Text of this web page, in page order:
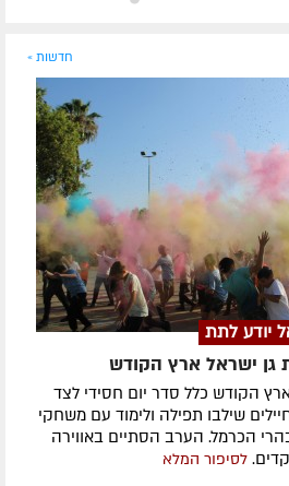
חדשות »
יודע לתת
גן ישראל ארץ הקודש
הקודש כלל סדר יום חסידי לצד
שילבו תפילה ולימוד עם משחקי
הכרמל. הערב הסתיים באווירה
לסיפור המלא